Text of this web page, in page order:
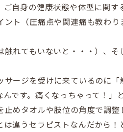
ご自身の健康状態や体型に関
ント（圧痛点や関連痛も教わ
触れてもいないと・・・）、
サージを受けに来ているのに
んです。痛くなっちゃって！」
止めタオルや肢位の角度で調
は違うセラピストなんだから